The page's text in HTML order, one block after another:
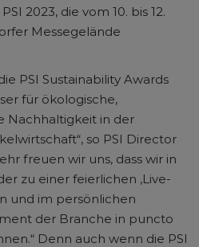
2023, die vom 10. bis 12.
Messegelände
PSI Sustainability Awards
für ökologische,
Nachhaltigkeit in der
so PSI Director
freuen wir uns, dass wir in
zu einer feierlichen ‚Live-
und im persönlichen
der Branche in puncto
Denn auch wenn die PSI